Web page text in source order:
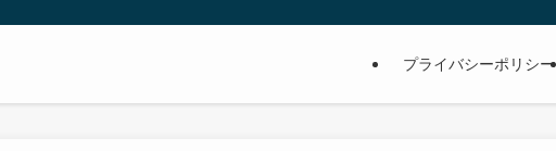
プライバシーポリシー